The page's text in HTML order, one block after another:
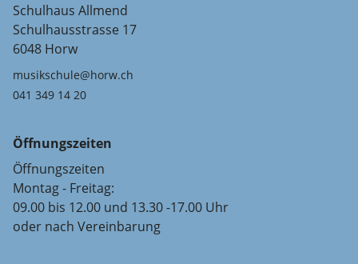
Schulhaus Allmend
Schulhausstrasse 17
6048 Horw
musikschule@horw.ch
041 349 14 20
Öffnungszeiten
Öffnungszeiten
Montag - Freitag:
09.00 bis 12.00 und 13.30 -17.00 Uhr
oder nach Vereinbarung